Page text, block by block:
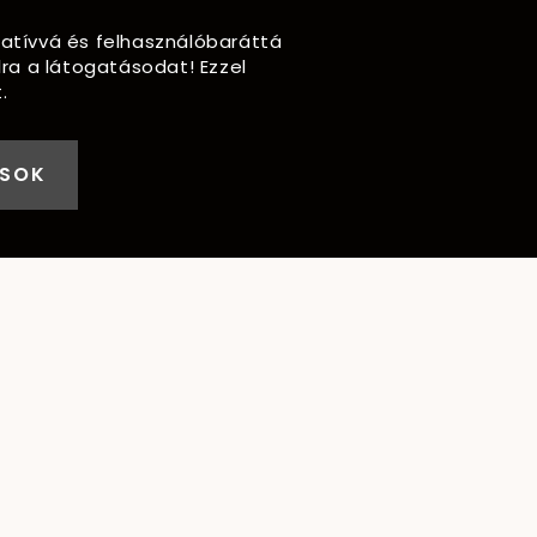
és felhasználóbaráttá
a látogatásodat! Ezzel